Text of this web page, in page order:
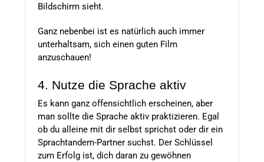
Bildschirm sieht.
Ganz nebenbei ist es natürlich auch immer
unterhaltsam, sich einen guten Film
anzuschauen!
4. Nutze die Sprache aktiv
Es kann ganz offensichtlich erscheinen, aber
man sollte die Sprache aktiv praktizieren. Egal
ob du alleine mit dir selbst sprichst oder dir ein
Sprachtandem-Partner suchst. Der Schlüssel
zum Erfolg ist, dich daran zu gewöhnen